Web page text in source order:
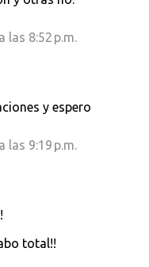
las 8:52 p.m.
y espero
las 9:19 p.m.
total!!